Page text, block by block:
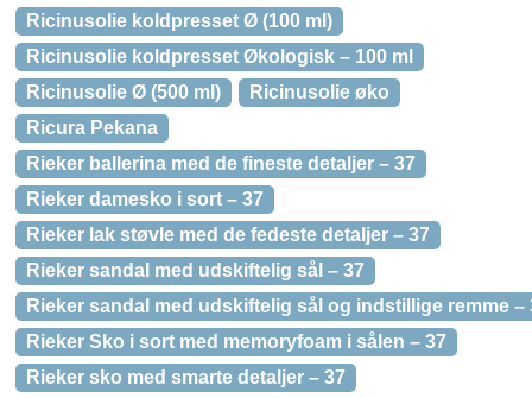
Ricinusolie koldpresset Ø (100 ml)
Ricinusolie koldpresset Økologisk – 100 ml
Ricinusolie Ø (500 ml)
Ricinusolie øko
Ricura Pekana
Rieker ballerina med de fineste detaljer – 37
Rieker damesko i sort – 37
Rieker lak støvle med de fedeste detaljer – 37
Rieker sandal med udskiftelig sål – 37
Rieker sandal med udskiftelig sål og indstillige remme –
Rieker Sko i sort med memoryfoam i sålen – 37
Rieker sko med smarte detaljer – 37